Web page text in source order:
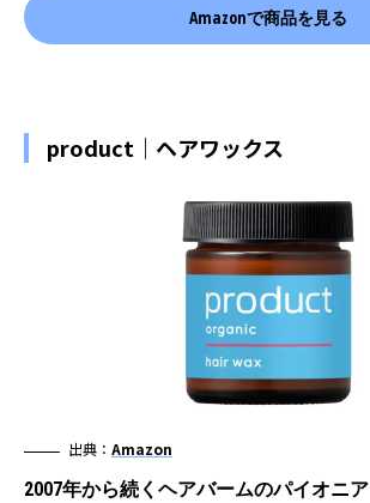
Amazonで商品を見る
product｜ヘアワックス
出典： Amazon
2007年から続くヘアバームのパイオニア